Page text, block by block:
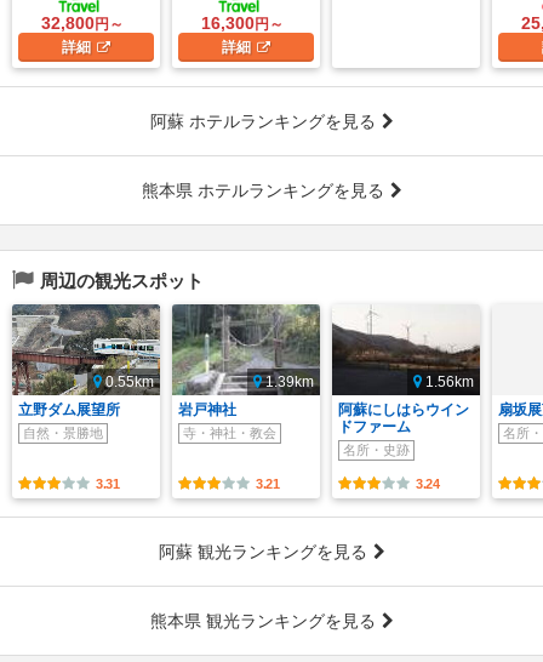
32,800円～
詳細
16,300円～
詳細
阿蘇 ホテルランキングを見る
熊本県 ホテルランキングを見る
周辺の観光スポット
0.55km
立野ダム展望所
自然・景勝地
3.31
1.39km
岩戸神社
寺・神社・教会
3.21
1.56km
阿蘇にしはらウイン
ドファーム
名所・史跡
3.24
扇坂
名所
阿蘇 観光ランキングを見る
熊本県 観光ランキングを見る